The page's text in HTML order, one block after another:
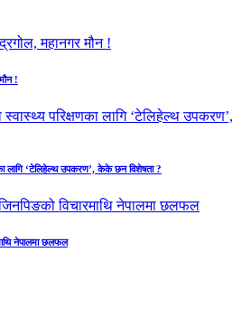
!
लागि ‘टेलिहेल्थ उपकरण’, केके छन विशेषता ?
नेपालमा छलफल